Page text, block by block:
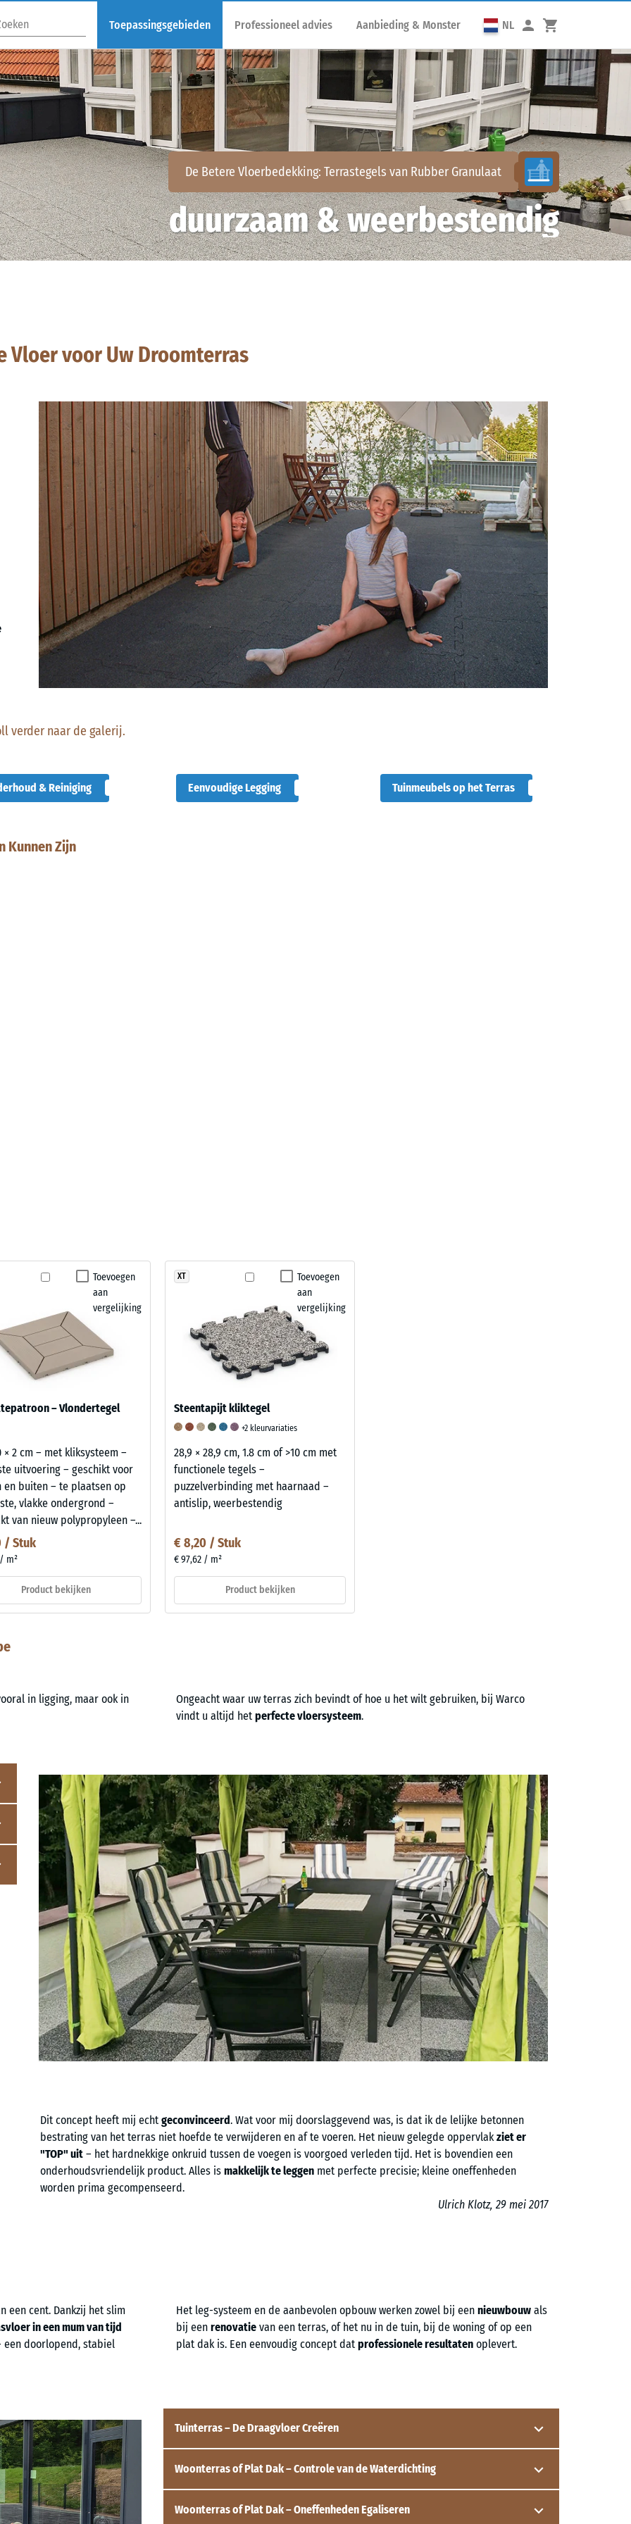
Toepassingsgebieden Professioneel advies Aanbieding & Monster NL
De Betere Vloerbedekking: Terrastegels van Rubber Granulaat
duurzaam & weerbestendig
Vloer voor Uw Droomterras
verder naar de galerij.
& Reiniging Eenvoudige Legging Tuinmeubels op het Terras
Kunnen Zijn
Toevoegen
aan
vergelijking
– Vlondertegel
× 2 cm – met kliksysteem –
uitvoering – geschikt voor
en buiten – te plaatsen op
vlakke ondergrond –
van nieuw polypropyleen –...
/ Stuk
m²
Product bekijken
Toevoegen
aan
vergelijking
XT
Steentapijt kliktegel
+2 kleurvariaties
28,9 × 28,9 cm, 1.8 cm of >10 cm met
functionele tegels –
puzzelverbinding met haarnaad –
antislip, weerbestendig
€ 8,20 / Stuk
€ 97,62 / m²
Product bekijken
in ligging, maar ook in
Ongeacht waar uw terras zich bevindt of hoe u het wilt gebruiken, bij Warco
vindt u altijd het perfecte vloersysteem.
Dit concept heeft mij echt geconvinceerd. Wat voor mij doorslaggevend was, is dat ik de lelijke betonnen
bestrating van het terras niet hoefde te verwijderen en af te voeren. Het nieuw gelegde oppervlak ziet er
"TOP" uit– het hardnekkige onkruid tussen de voegen is voorgoed verleden tijd. Het is bovendien een
onderhoudsvriendelijk product. Alles is makkelijk te leggenmet perfecte precisie; kleine oneffenheden
worden prima gecompenseerd.
Ulrich Klotz, 29 mei 2017
een cent. Dankzij het slim
in een mum van tijd
een doorlopend, stabiel
Het leg-systeem en de aanbevolen opbouw werken zowel bij een nieuwbouw als
bij een renovatie van een terras, of het nu in de tuin, bij de woning of op een
plat dak is. Een eenvoudig concept dat professionele resultaten oplevert.
Tuinterras – De Draagvloer Creëren
Voor een nieuw tuinterras moet eerst eendraagkrachtige ondervloer
draaglaag – worden aangelegd.
Een bijzonder kosteneffectieve oplossing, zowel qua inspanning als kosten, is een
(kunststof grasrooster) ingebed in een ongeveer 4 cm dikke laag
Woonterras of Plat Dak – Controle van de Waterdichting
Bij bestaande terrassen is dewaterdichting tegen vochtinfiltratie
Woonterras of Plat Dak – Oneffenheden Egaliseren